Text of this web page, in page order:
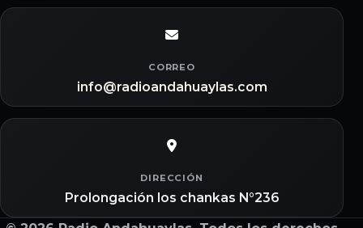
CORREO
info@radioandahuaylas.com
DIRECCIÓN
Prolongación los chankas N°236